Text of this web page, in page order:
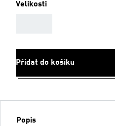
Velikosti
Přidat do košíku
Popis